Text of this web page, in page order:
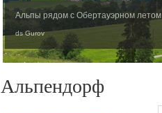
Альпы рядом с Обертауэрном летом
ds Gurov
Альпендорф